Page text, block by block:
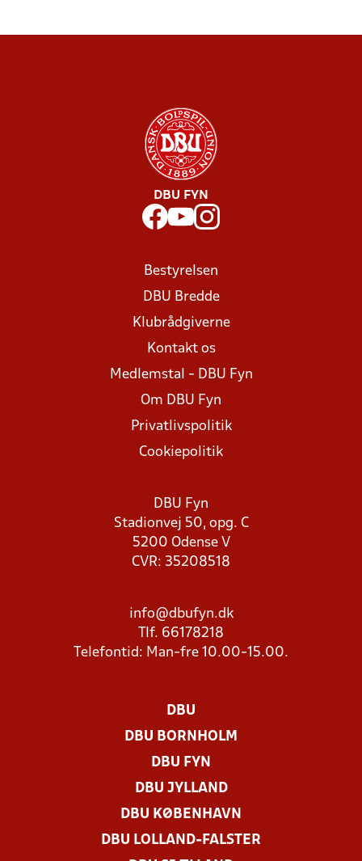
DBU FYN
Bestyrelsen
DBU Bredde
Klubrådgiverne
Kontakt os
Medlemstal - DBU Fyn
Om DBU Fyn
Privatlivspolitik
Cookiepolitik
DBU Fyn
Stadionvej 50, opg. C
5200 Odense V
CVR: 35208518
info@dbufyn.dk
Tlf. 66178218
Telefontid: Man-fre 10.00-15.00.
DBU
DBU BORNHOLM
DBU FYN
DBU JYLLAND
DBU KØBENHAVN
DBU LOLLAND-FALSTER